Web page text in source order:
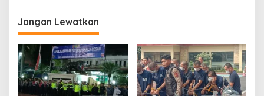
g
a
s
i
p
Jangan Lewatkan